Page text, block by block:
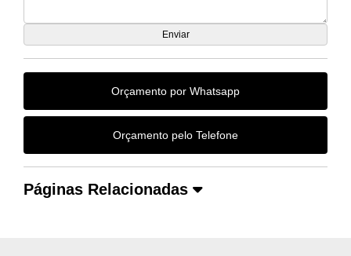
Orçamento por Whatsapp
Orçamento pelo Telefone
Páginas Relacionadas